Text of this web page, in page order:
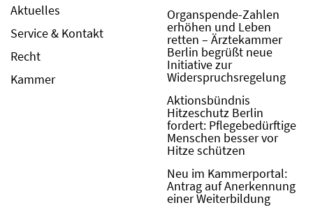
Aktuelles
Service & Kontakt
Recht
Kammer
Organspende-Zahlen
erhöhen und Leben
retten – Ärztekammer
Berlin begrüßt neue
Initiative zur
Widerspruchsregelung
Aktionsbündnis
Hitzeschutz Berlin
fordert: Pflegebedürftige
Menschen besser vor
Hitze schützen
Neu im Kammerportal:
Antrag auf Anerkennung
einer Weiterbildung